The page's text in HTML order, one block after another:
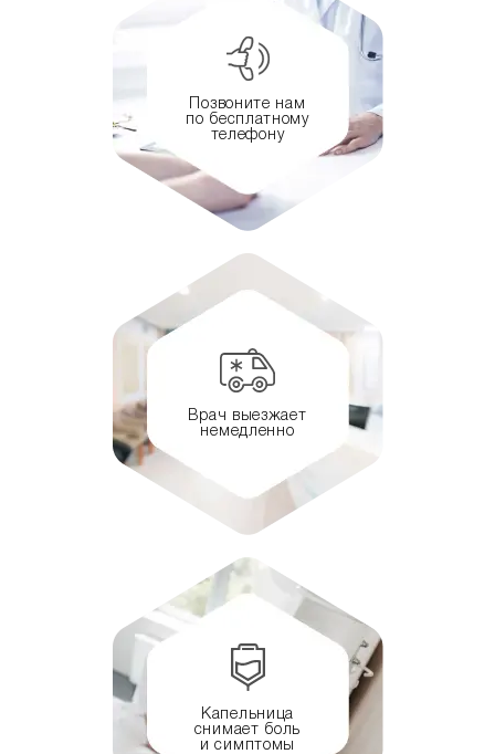
Позвоните нам
по бесплатному
телефону
Врач выезжает
немедленно
Капельница
снимает боль
и симптомы